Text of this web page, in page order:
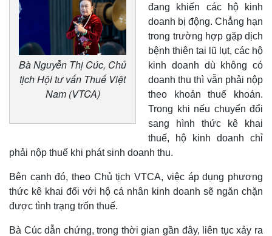
Bà Nguyễn Thị Cúc, Chủ
tịch Hội tư vấn Thuế Việt
Nam (VTCA)
đang khiến các hộ kinh
doanh bị động. Chẳng hạn
trong trường hợp gặp dịch
bệnh thiên tai lũ lụt, các hộ
kinh doanh dù không có
doanh thu thì vẫn phải nộp
theo khoản thuế khoán.
Trong khi nếu chuyển đổi
sang hình thức kê khai
thuế, hộ kinh doanh chỉ
phải nộp thuế khi phát sinh doanh thu.
Bên cạnh đó, theo Chủ tịch VTCA, việc áp dụng phương
thức kê khai đối với hộ cá nhân kinh doanh sẽ ngăn chặn
được tình trạng trốn thuế.
Bà Cúc dẫn chứng, trong thời gian gần đây, liên tục xảy ra